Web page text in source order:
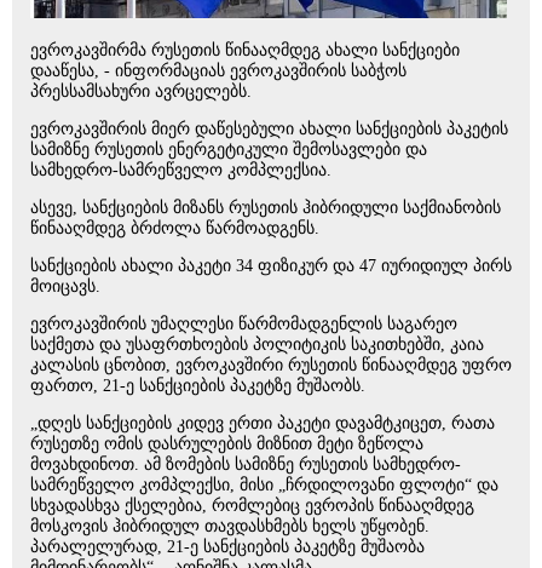
ევროკავშირმა რუსეთის წინააღმდეგ ახალი სანქციები
დააწესა, - ინფორმაციას ევროკავშირის საბჭოს
პრესსამსახური ავრცელებს.
ევროკავშირის მიერ დაწესებული ახალი სანქციების პაკეტის
სამიზნე რუსეთის ენერგეტიკული შემოსავლები და
სამხედრო-სამრეწველო კომპლექსია.
ასევე, სანქციების მიზანს რუსეთის ჰიბრიდული საქმიანობის
წინააღმდეგ ბრძოლა წარმოადგენს.
სანქციების ახალი პაკეტი 34 ფიზიკურ და 47 იურიდიულ პირს
მოიცავს.
ევროკავშირის უმაღლესი წარმომადგენლის საგარეო
საქმეთა და უსაფრთხოების პოლიტიკის საკითხებში, კაია
კალასის ცნობით, ევროკავშირი რუსეთის წინააღმდეგ უფრო
ფართო, 21-ე სანქციების პაკეტზე მუშაობს.
„დღეს სანქციების კიდევ ერთი პაკეტი დავამტკიცეთ, რათა
რუსეთზე ომის დასრულების მიზნით მეტი ზეწოლა
მოვახდინოთ. ამ ზომების სამიზნე რუსეთის სამხედრო-
სამრეწველო კომპლექსი, მისი „ჩრდილოვანი ფლოტი“ და
სხვადასხვა ქსელებია, რომლებიც ევროპის წინააღმდეგ
მოსკოვის ჰიბრიდულ თავდასხმებს ხელს უწყობენ.
პარალელურად, 21-ე სანქციების პაკეტზე მუშაობა